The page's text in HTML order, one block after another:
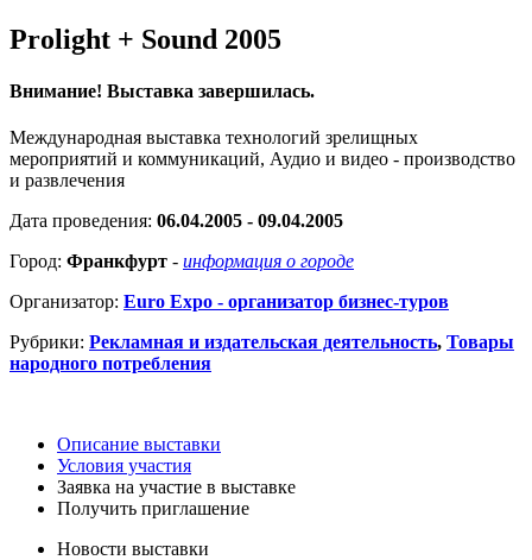
Prolight + Sound 2005
Внимание! Выставка завершилась.
Международная выставка технологий зрелищных
мероприятий и коммуникаций, Аудио и видео - производство
и развлечения
Дата проведения: 06.04.2005 - 09.04.2005
Город: Франкфурт - информация о городе
Организатор: Euro Expo - организатор бизнес-туров
Рубрики: Рекламная и издательская деятельность, Товары
народного потребления
Описание выставки
Условия участия
Заявка на участие в выставке
Получить приглашение
Новости выставки